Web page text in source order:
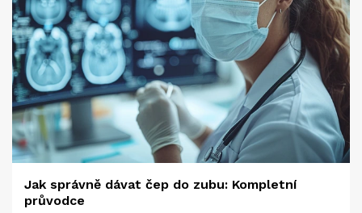
Jak správně dávat čep do zubu: Kompletní
průvodce